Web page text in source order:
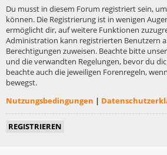
Du musst in diesem Forum registriert sein,
können. Die Registrierung ist in wenigen
ermöglicht dir, auf weitere Funktionen
Administration kann registrierten Benutzern
Berechtigungen zuweisen. Beachte bitte
und die verwandten Regelungen, bevor du
beachte auch die jeweiligen Forenregeln,
bewegst.
Nutzungsbedingungen |
REGISTRIEREN